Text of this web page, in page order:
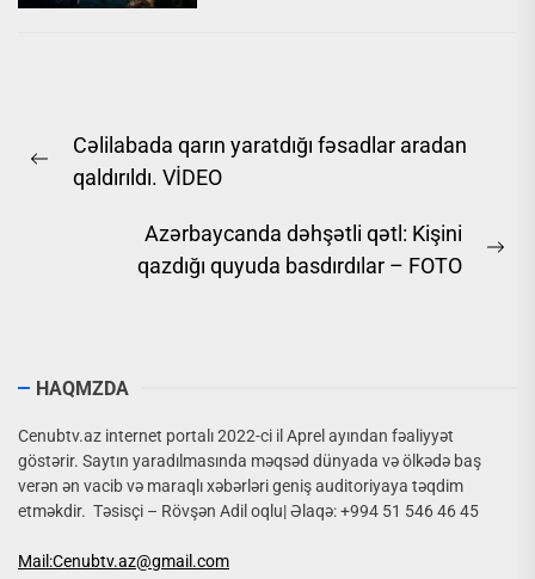
naviqasiyası
Previous
Cəlilabada qarın yaratdığı fəsadlar aradan
qaldırıldı. VİDEO
Azərbaycanda dəhşətli qətl: Kişini
qazdığı quyuda basdırdılar – FOTO
HAQMZDA
Cenubtv.az internet portalı 2022-ci il Aprel ayından fəaliyyət
göstərir. Saytın yaradılmasında məqsəd dünyada və ölkədə baş
verən ən vacib və maraqlı xəbərləri geniş auditoriyaya təqdim
etməkdir. Təsisçi – Rövşən Adil oqlu| Əlaqə: +994 51 546 46 45
Mail:Cenubtv.az@gmail.com